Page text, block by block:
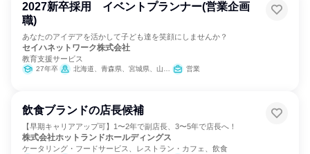
2027新卒採用 イベントプランナー(営業企画
職)
あなたのアイデアを活かして子ども達を笑顔にしませんか？
セイハネットワーク株式会社
教育支援サービス
27年卒 北海道、青森県、宮城県、山形県、福島県、茨城県、群馬県、埼玉県、千葉県、東京都、神奈川県、新潟県、富山県、石川県、福井県、山梨県、長野県、岐阜県、静岡県、愛知県、三重県、滋賀県、京都府、大阪府、兵庫県、奈良県、和歌山県 営業
飲食ブランドの店長候補
【早期キャリアアップ可】1〜2年で副店長、3〜5年で店長へ！
株式会社ホットランドホールディングス
ケータリング・フードサービス、レストラン・カフェ、飲食